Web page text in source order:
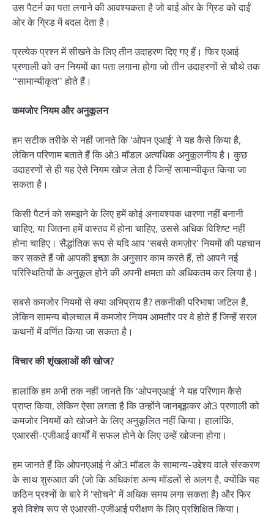
उस पैटर्न का पता लगाने की आवश्यकता है जो बाईं ओर के ग्रिड को दाईं
ओर के ग्रिड में बदल देता है।
प्रत्येक प्रश्न में सीखने के लिए तीन उदाहरण दिए गए हैं। फिर एआई
प्रणाली को उन नियमों का पता लगाना होगा जो तीन उदाहरणों से चौथे तक
‘‘सामान्यीकृत’’ होते हैं।
कमजोर नियम और अनुकूलन
हम सटीक तरीके से नहीं जानते कि ‘ओपन एआई’ ने यह कैसे किया है,
लेकिन परिणाम बताते हैं कि ओ3 मॉडल अत्यधिक अनुकूलनीय है। कुछ
उदाहरणों से ही यह ऐसे नियम खोज लेता है जिन्हें सामान्यीकृत किया जा
सकता है।
किसी पैटर्न को समझने के लिए हमें कोई अनावश्यक धारणा नहीं बनानी
चाहिए, या जितना हमें वास्तव में होना चाहिए, उससे अधिक विशिष्ट नहीं
होना चाहिए। सैद्धांतिक रूप से यदि आप ‘सबसे कमज़ोर’ नियमों की पहचान
कर सकते हैं जो आपकी इच्छा के अनुसार काम करते हैं, तो आपने नई
परिस्थितियों के अनुकूल होने की अपनी क्षमता को अधिकतम कर लिया है।
सबसे कमजोर नियमों से क्या अभिप्राय है? तकनीकी परिभाषा जटिल है,
लेकिन सामन्य बोलचाल में कमजोर नियम आमतौर पर वे होते हैं जिन्हें सरल
कथनों में वर्णित किया जा सकता है।
विचार की शृंखलाओं की खोज?
हालांकि हम अभी तक नहीं जानते कि ‘ओपनएआई’ ने यह परिणाम कैसे
प्राप्त किया, लेकिन ऐसा लगता है कि उन्होंने जानबूझकर ओ3 प्रणाली को
कमजोर नियमों को खोजने के लिए अनुकूलित नहीं किया। हालांकि,
एआरसी-एजीआई कार्यों में सफल होने के लिए उन्हें खोजना होगा।
हम जानते हैं कि ओपनएआई ने ओ3 मॉडल के सामान्य-उद्देश्य वाले संस्करण
के साथ शुरुआत की (जो कि अधिकांश अन्य मॉडलों से अलग है, क्योंकि यह
कठिन प्रश्नों के बारे में ‘सोचने’ में अधिक समय लगा सकता है) और फिर
इसे विशेष रूप से एआरसी-एजीआई परीक्षण के लिए प्रशिक्षित किया।